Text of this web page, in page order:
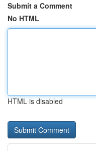
Submit a Comment
No HTML
HTML is disabled